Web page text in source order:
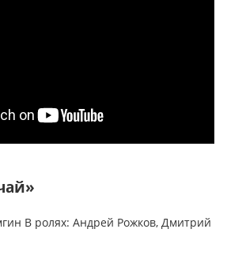
В ролях: Андрей Рожков, Дмитрий